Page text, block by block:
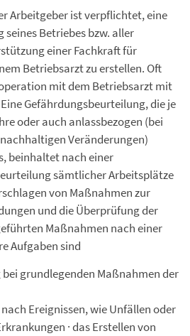
Arbeitgeber ist verpflichtet, eine
Betriebes bzw. aller
einer Fachkraft für
Betriebsarzt zu erstellen. Oft
mit dem Betriebsarzt mit
Gefährdungsbeurteilung, die je
oder auch anlassbezogen (bei
Veränderungen)
beinhaltet nach einer
sämtlicher Arbeitsplätze
von Maßnahmen zur
und die Überprüfung der
Maßnahmen nach einer
Aufgaben sind
grundlegenden Maßnahmen der
Ereignissen, wie Unfällen oder
· das Erstellen von